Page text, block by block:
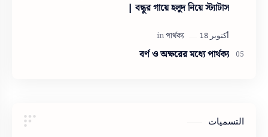
| বন্ধুর গায়ে হলুদ নিয়ে স্ট্যাটাস
বর্ণ ও অক্ষরের মধ্যে পার্থক্য
التسميات